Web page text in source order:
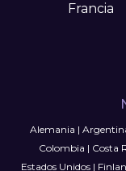
Francia
Alemania |
Colombia | Costa
Estados Unidos|